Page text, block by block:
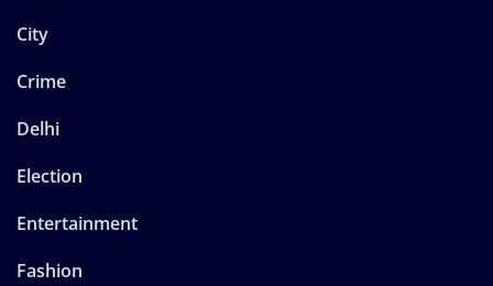
City
Crime
Delhi
Election
Entertainment
Fashion